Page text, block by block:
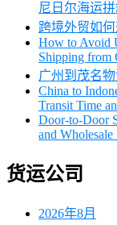
尼日尔海运
跨境外贸如
How to Avoid
Shipping from
广州到茂名
China to
Transit Time
Door-to-Door
and Wholesale
货运公司
2026年8月